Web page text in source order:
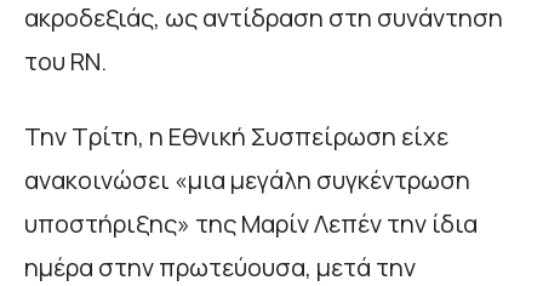
ακροδεξιάς, ως αντίδραση στη συνάντηση
του RN.
Την Τρίτη, η Εθνική Συσπείρωση είχε
ανακοινώσει «μια μεγάλη συγκέντρωση
υποστήριξης» της Μαρίν Λεπέν την ίδια
ημέρα στην πρωτεύουσα, μετά την